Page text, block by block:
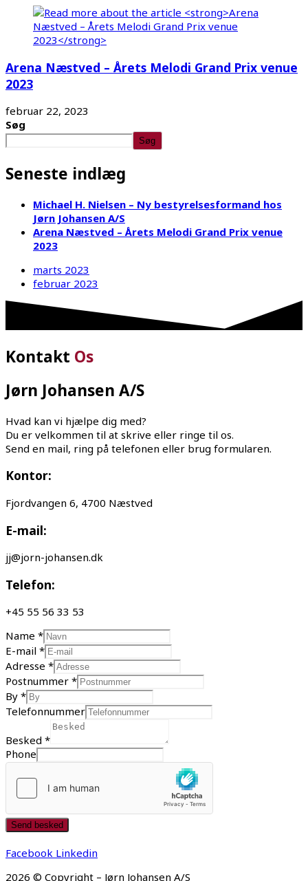
Arena Næstved – Årets Melodi Grand Prix venue
2023
februar 22, 2023
Søg
Søg
Seneste indlæg
Michael H. Nielsen – Ny bestyrelsesformand hos
Jørn Johansen A/S
Arena Næstved – Årets Melodi Grand Prix venue
2023
marts 2023
februar 2023
Kontakt Os
Jørn Johansen A/S
Hvad kan vi hjælpe dig med?
Du er velkommen til at skrive eller ringe til os.
Send en mail, ring på telefonen eller brug formularen.
Kontor:
Fjordvangen 6, 4700 Næstved
E-mail:
jj@jorn-johansen.dk
Telefon:
+45 55 56 33 53
Name *
E-mail *
Adresse *
Postnummer *
By *
Telefonnummer
Besked *
Phone
Send besked
Facebook Linkedin
2026 © Copyright – Jørn Johansen A/S